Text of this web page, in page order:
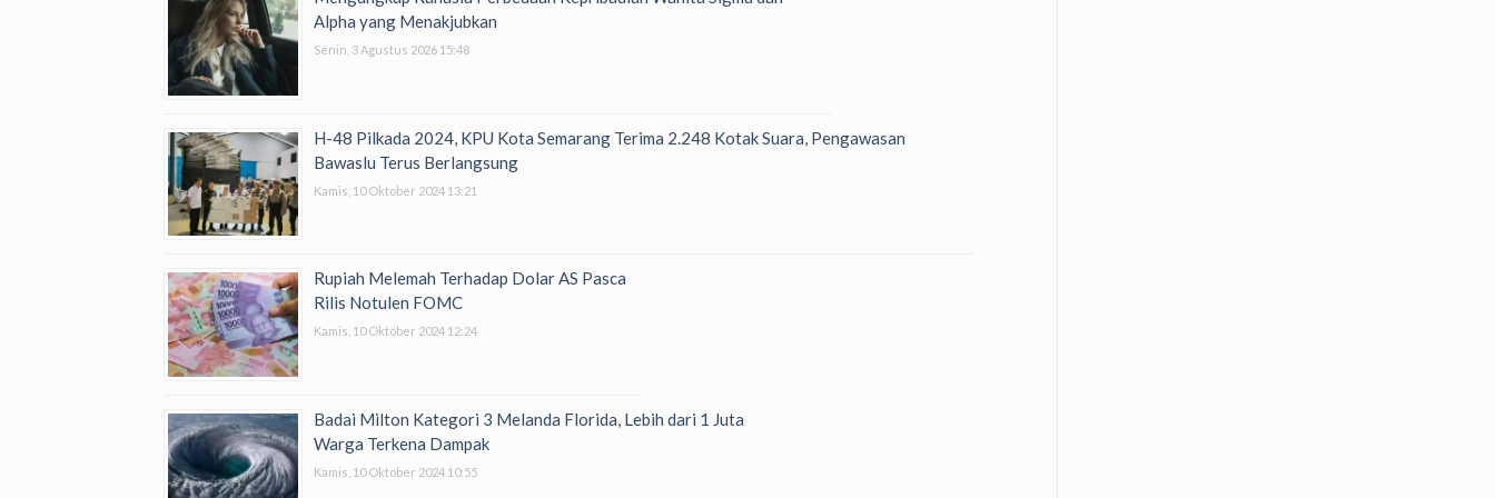
Alpha yang Menakjubkan
Senin, 3 Agustus 2026 15:48
H-48 Pilkada 2024, KPU Kota Semarang Terima 2.248 Kotak Suara, Pengawasan
Bawaslu Terus Berlangsung
Kamis, 10 Oktober 2024 13:21
Rupiah Melemah Terhadap Dolar AS Pasca
Rilis Notulen FOMC
Kamis, 10 Oktober 2024 12:24
Badai Milton Kategori 3 Melanda Florida, Lebih dari 1 Juta
Warga Terkena Dampak
Kamis, 10 Oktober 2024 10:55